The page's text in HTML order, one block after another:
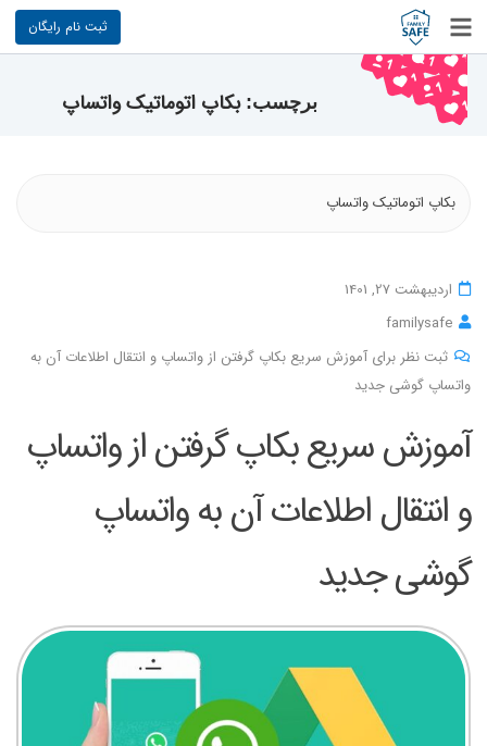
ثبت نام رایگان
برچسب:بکاپ اتوماتیک واتساپ
بکاپ اتوماتیک واتساپ
اردیبهشت 27, 1401
familysafe
ثبت نظر برای آموزش سریع بکاپ گرفتن از واتساپ و انتقال اطلاعات آن به
واتساپ گوشی جدید
آموزش سریع بکاپ گرفتن از واتساپ
و انتقال اطلاعات آن به واتساپ
گوشی جدید